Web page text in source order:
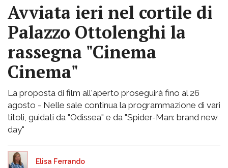
Avviata ieri nel cortile di
Palazzo Ottolenghi la
rassegna "Cinema
Cinema"
La proposta di film all'aperto proseguirà fino al 26
agosto - Nelle sale continua la programmazione di vari
titoli, guidati da "Odissea" e da "Spider-Man: brand new
day"
Elisa Ferrando